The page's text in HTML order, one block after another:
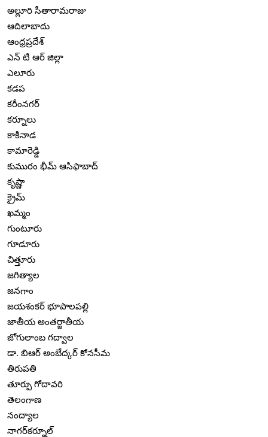
అల్లూరి సీతారామరాజు
ఆదిలాబాదు
ఆంధ్రప్రదేశ్
ఎన్ టి ఆర్ జిల్లా
ఎలూరు
కడప
కరీంనగర్
కర్నూలు
కాకినాడ
కామారెడ్డి
కుమురం భీమ్ ఆసిఫాబాద్
కృష్ణా
క్రైమ్
ఖమ్మం
గుంటూరు
గూడూరు
చిత్తూరు
జగిత్యాల
జనగాం
జయశంకర్ భూపాలపల్లి
జాతీయ అంతర్జాతీయ
జోగులాంబ గద్వాల
డా. బిఆర్ అంబేద్కర్ కోనసీమ
తిరుపతి
తూర్పు గోదావరి
తెలంగాణ
నంద్యాల
నాగర్‌కర్నూల్